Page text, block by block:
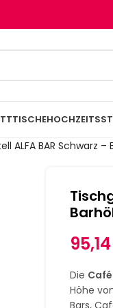
ALFA BAR Schwarz
95,14
Die
Höhe
Bars,